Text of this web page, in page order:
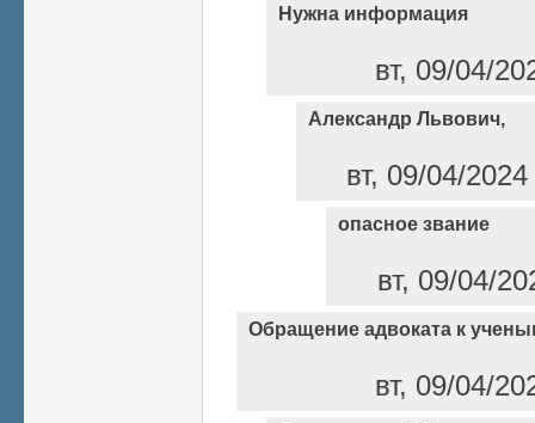
Нужна информация
вт, 09/04/
Александр Львович,
вт, 09/04/
опасное звание
вт, 09/04/
Обращение адвоката к
вт, 09/04/